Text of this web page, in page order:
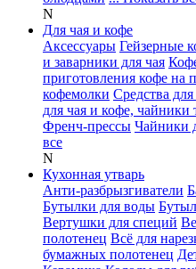
N
Для чая и кофе
Аксессуары Гейзерные
и заварники для чая
приготовления кофе на
кофемолки Средства
для чая и кофе, чайники
Френч-прессы Чайники
все
N
Кухонная утварь
Анти-разбрызгиватели
Бутылки для воды
Вертушки для специй
полотенец Всё для
бумажных полотенец